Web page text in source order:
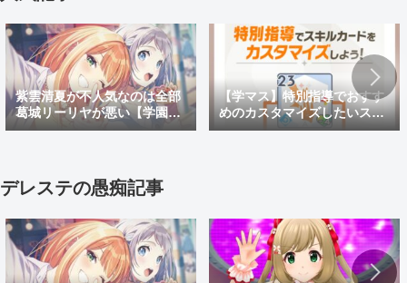
紫雲清夏が不人気なのは全部
葛城リーリヤが悪い【学園ア
イドルマスター】
【学マス】特別指導でおすす
めのカスタマイズしたいスキ
ルカードと効果を紹介！
デレステの愚痴記事